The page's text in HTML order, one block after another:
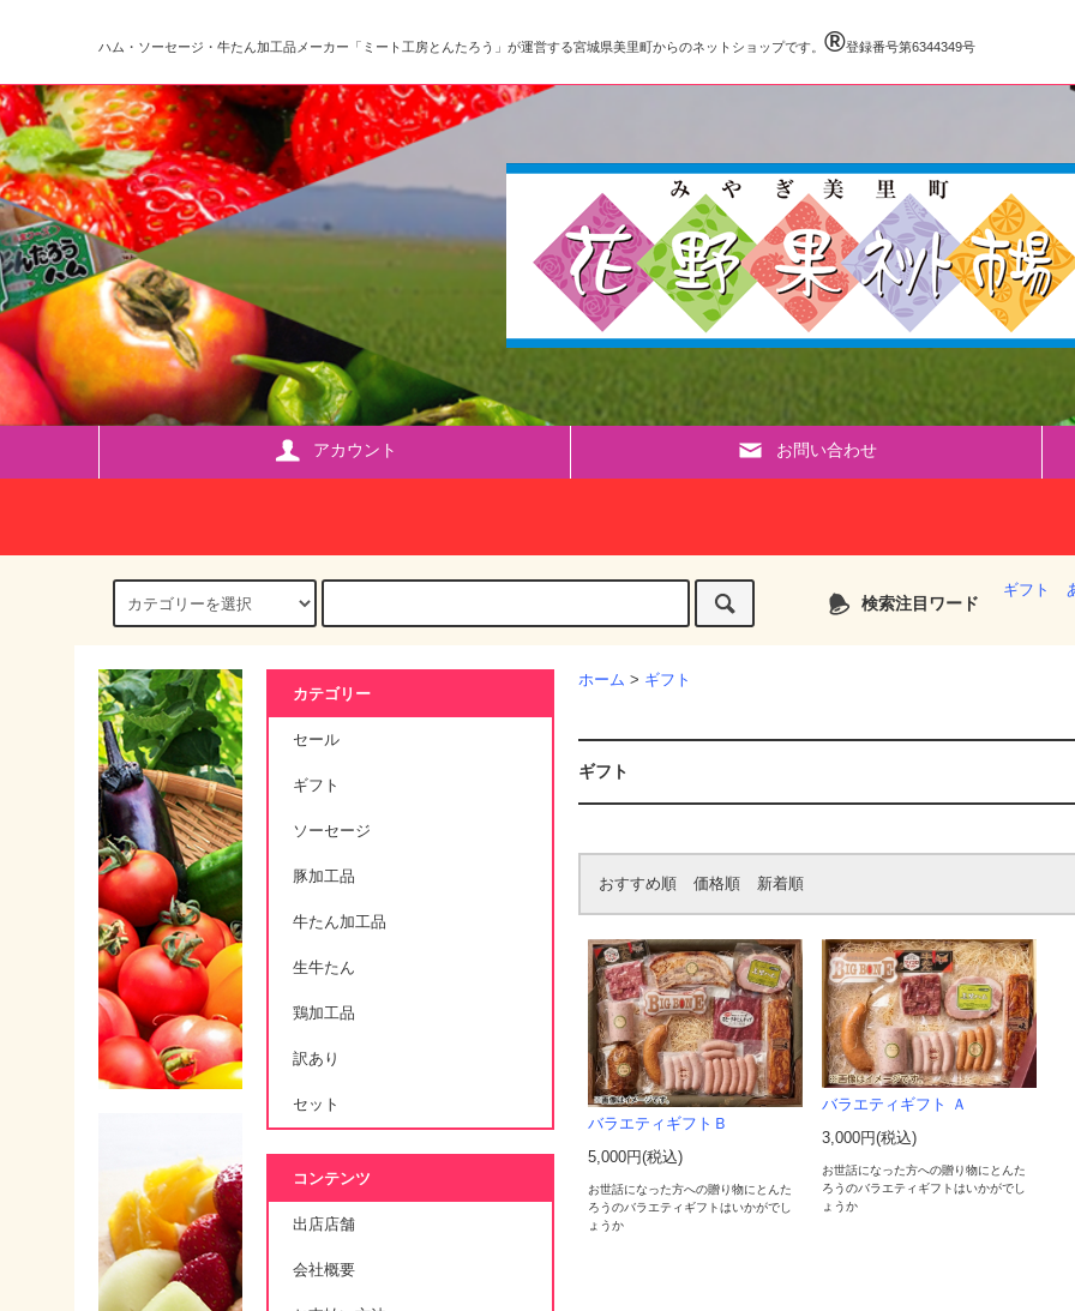
ハム・ソーセージ・牛たん加工品メーカー「ミート工房とんたろう」が運営する宮城県美里町からのネットショップです。 ®️登録番号第6344349号
アカウント お問い合わせ
検索注目ワード
ギフト
ホーム > ギフト
ギフト
おすすめ順 価格順 新着順
バラエティギフトＢ
5,000円(税込)
お世話になった方への贈り物にとんた
ろうのバラエティギフトはいかがでし
ょうか
バラエティギフト Ａ
3,000円(税込)
お世話になった方への贈り物にとんた
ろうのバラエティギフトはいかがでし
ょうか
カテゴリー
セール
ギフト
ソーセージ
豚加工品
牛たん加工品
生牛たん
鶏加工品
訳あり
セット
コンテンツ
出店店舗
会社概要